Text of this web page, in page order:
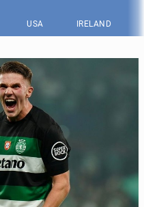
USA IRELAND